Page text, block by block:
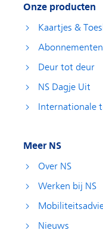
Onze producten
Kaartjes &
Abonnementen
Deur tot deur
NS Dagje Uit
Internationale
Meer NS
Over NS
Werken bij NS
Nieuws